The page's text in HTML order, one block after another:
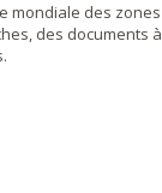
mondiale des
des documents